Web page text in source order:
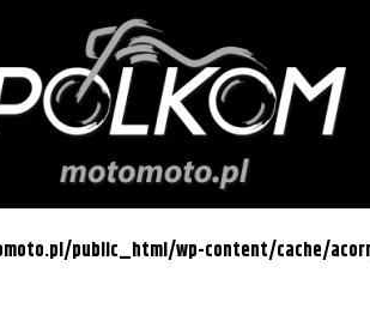
public_html/wp-content/cache/